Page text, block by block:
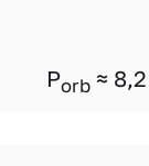
Porb ≈ 8,2